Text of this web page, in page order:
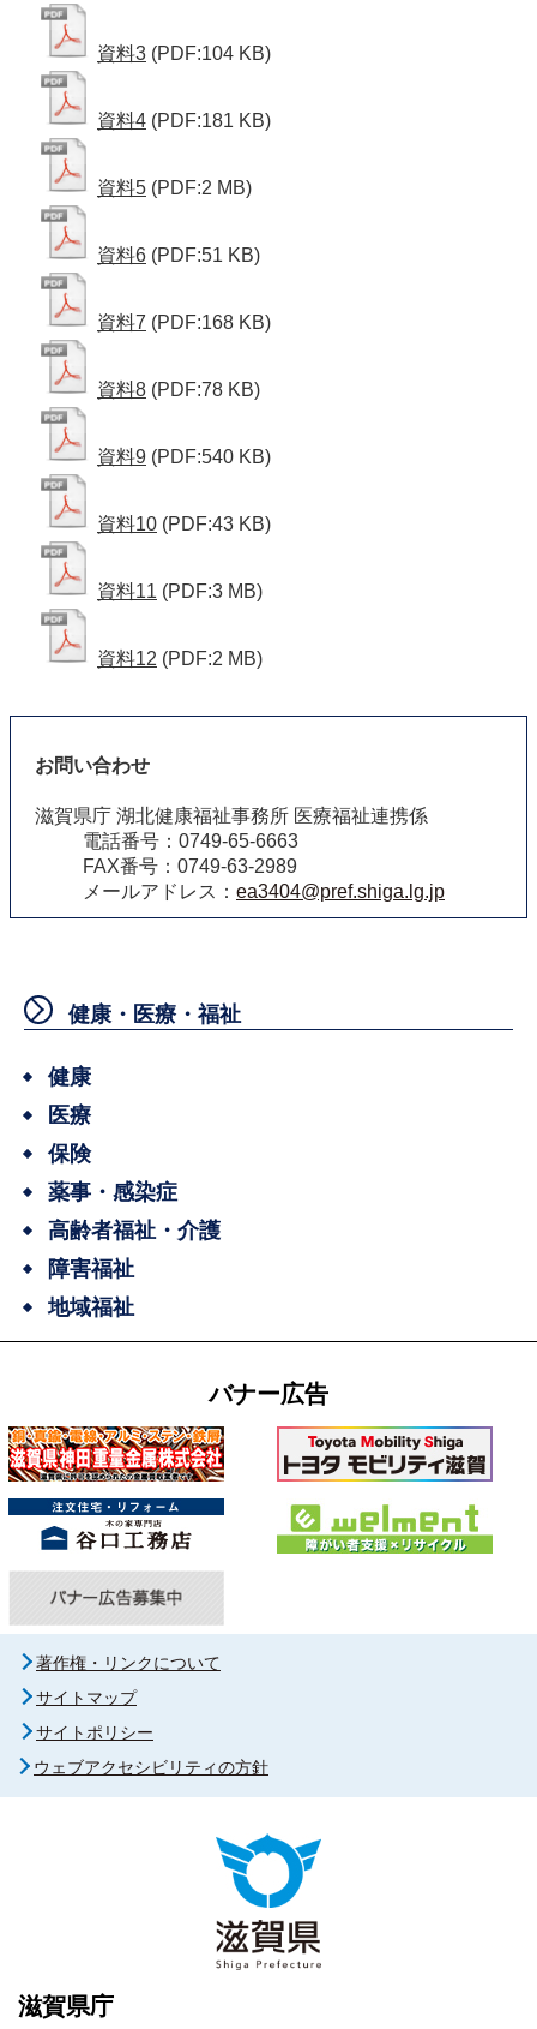
資料3 (PDF:104 KB)
資料4 (PDF:181 KB)
資料5 (PDF:2 MB)
資料6 (PDF:51 KB)
資料7 (PDF:168 KB)
資料8 (PDF:78 KB)
資料9 (PDF:540 KB)
資料10 (PDF:43 KB)
資料11 (PDF:3 MB)
資料12 (PDF:2 MB)
お問い合わせ
滋賀県庁 湖北健康福祉事務所 医療福祉連携係
電話番号：0749-65-6663
FAX番号：0749-63-2989
メールアドレス： ea3404@pref.shiga.lg.jp
健康・医療・福祉
健康
医療
保険
薬事・感染症
高齢者福祉・介護
障害福祉
地域福祉
バナー広告
著作権・リンクについて
サイトマップ
サイトポリシー
ウェブアクセシビリティの方針
滋賀県庁